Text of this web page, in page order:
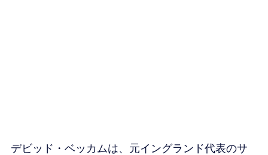
デビッド・ベッカムは、元イングランド代表のサ